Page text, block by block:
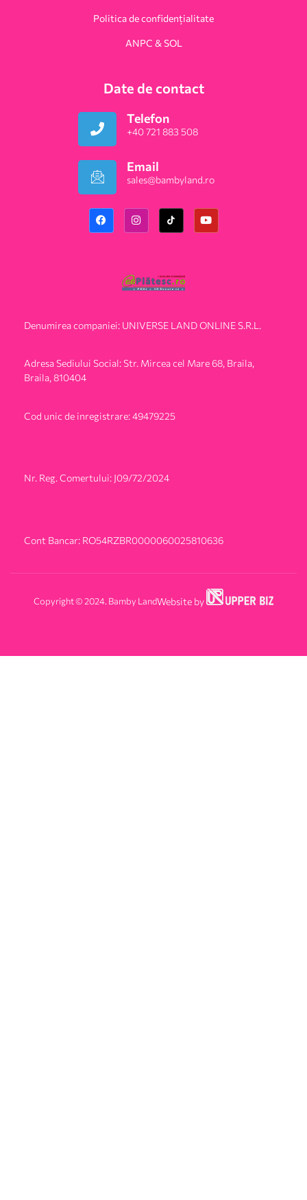
Politica de confidențialitate
ANPC & SOL
Date de contact
Telefon
+40 721 883 508
Email
sales@bambyland.ro​
Denumirea companiei: UNIVERSE LAND ONLINE S.R.L.
Adresa Sediului Social: Str. Mircea cel Mare 68, Braila,
Braila, 810404
Cod unic de inregistrare: 49479225
Nr. Reg. Comertului: J09/72/2024
Cont Bancar: RO54RZBR0000060025810636
Copyright © 2024. Bamby LandWebsite by